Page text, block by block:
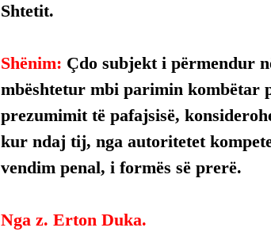
Shtetit.
Shënim: Çdo subjekt i përmendur
mbështetur mbi parimin kombëtar
prezumimit të pafajsisë,
kur ndaj tij, nga autoritetet
vendim penal, i formës së prerë.
Nga z. Erton Duka.